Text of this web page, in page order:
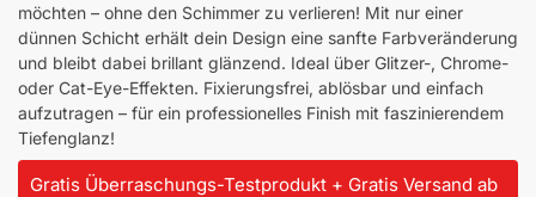
möchten – ohne den Schimmer zu verlieren! Mit nur einer
dünnen Schicht erhält dein Design eine sanfte Farbveränderung
und bleibt dabei brillant glänzend. Ideal über Glitzer-, Chrome-
oder Cat-Eye-Effekten. Fixierungsfrei, ablösbar und einfach
aufzutragen – für ein professionelles Finish mit faszinierendem
Tiefenglanz!
Gratis Überraschungs-Testprodukt + Gratis Versand ab